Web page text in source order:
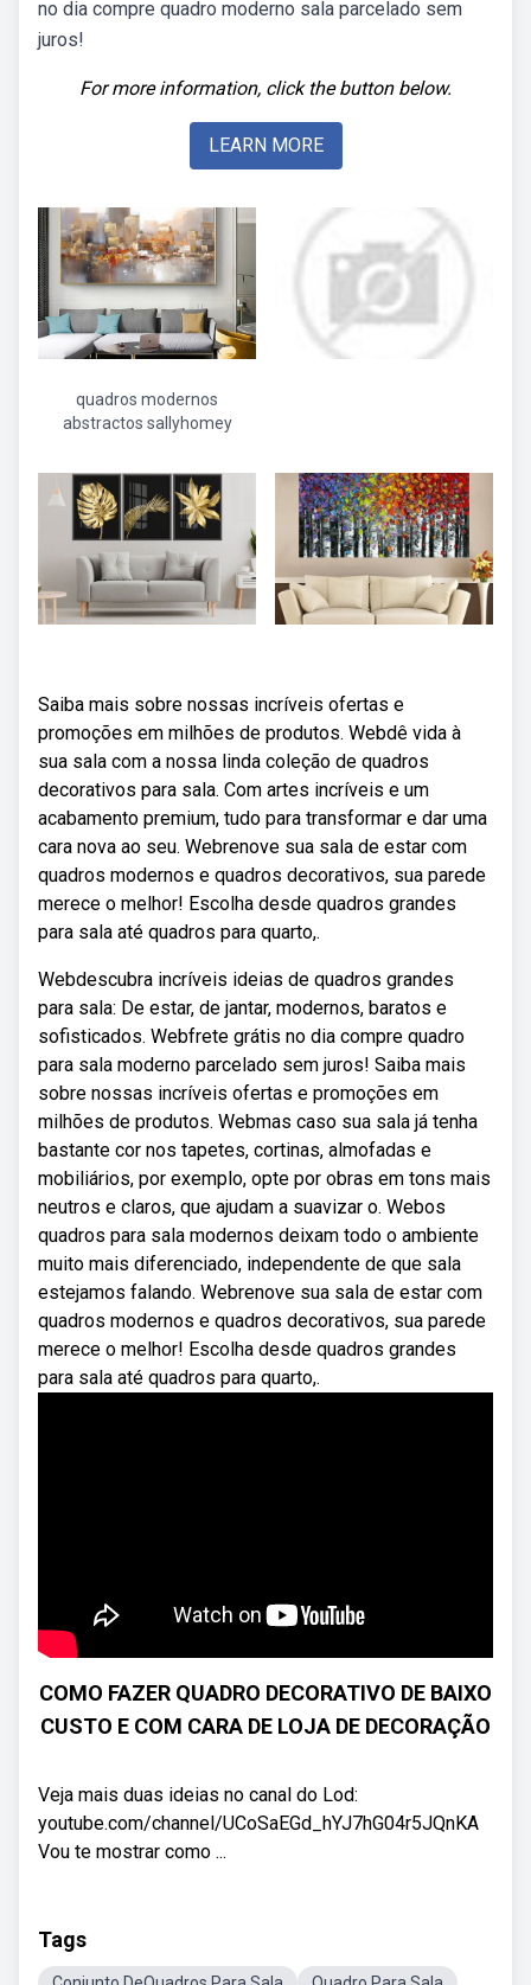
no dia compre quadro moderno sala parcelado sem
juros!
For more information, click the button below.
LEARN MORE
quadros modernos
abstractos sallyhomey
Saiba mais sobre nossas incríveis ofertas e
promoções em milhões de produtos. Webdê vida à
sua sala com a nossa linda coleção de quadros
decorativos para sala. Com artes incríveis e um
acabamento premium, tudo para transformar e dar uma
cara nova ao seu. Webrenove sua sala de estar com
quadros modernos e quadros decorativos, sua parede
merece o melhor! Escolha desde quadros grandes
para sala até quadros para quarto,.
Webdescubra incríveis ideias de quadros grandes
para sala: De estar, de jantar, modernos, baratos e
sofisticados. Webfrete grátis no dia compre quadro
para sala moderno parcelado sem juros! Saiba mais
sobre nossas incríveis ofertas e promoções em
milhões de produtos. Webmas caso sua sala já tenha
bastante cor nos tapetes, cortinas, almofadas e
mobiliários, por exemplo, opte por obras em tons mais
neutros e claros, que ajudam a suavizar o. Webos
quadros para sala modernos deixam todo o ambiente
muito mais diferenciado, independente de que sala
estejamos falando. Webrenove sua sala de estar com
quadros modernos e quadros decorativos, sua parede
merece o melhor! Escolha desde quadros grandes
para sala até quadros para quarto,.
COMO FAZER QUADRO DECORATIVO DE BAIXO
CUSTO E COM CARA DE LOJA DE DECORAÇÃO
Veja mais duas ideias no canal do Lod:
youtube.com/channel/UCoSaEGd_hYJ7hG04r5JQnKA
Vou te mostrar como ...
Tags